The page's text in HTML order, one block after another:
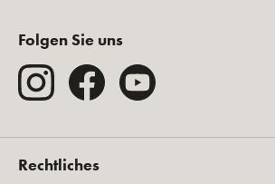
Folgen Sie uns
Rechtliches